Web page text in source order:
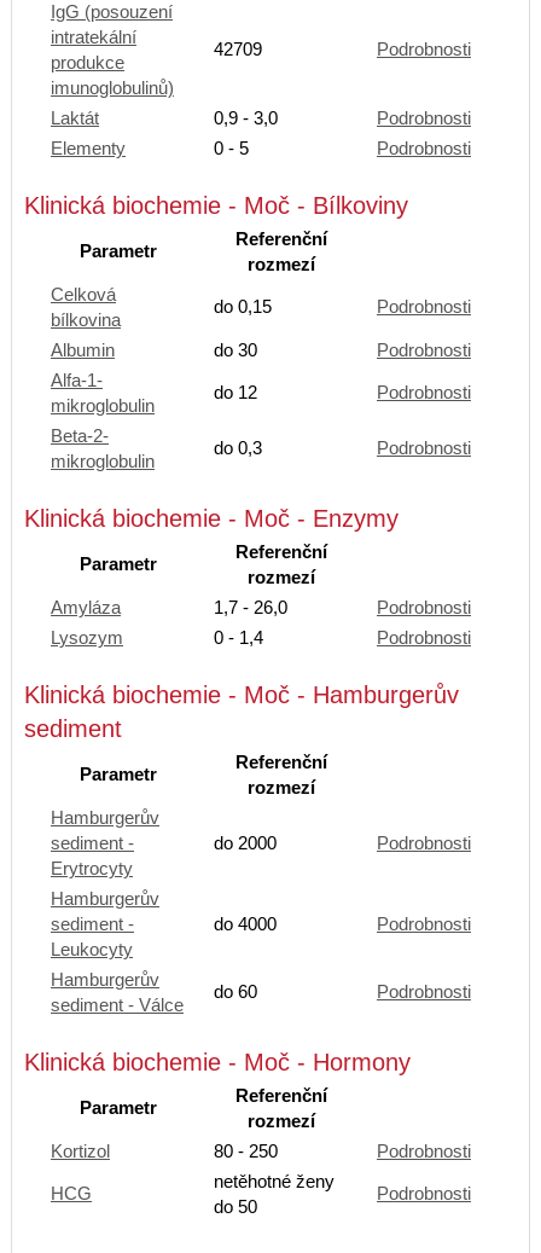
IgG (posouzení
intratekální
produkce
imunoglobulinů)
42709 Podrobnosti
Laktát 0,9 - 3,0
Podrobnosti
Elementy
0 - 5 Podrobnosti
Klinická biochemie - Moč - Bílkoviny
Parametr
Referenční
rozmezí
Celková
bílkovina
do 0,15 Podrobnosti
Albumin do 30
Podrobnosti
Alfa-1-
mikroglobulin
do 12 Podrobnosti
Beta-2-
mikroglobulin
do 0,3 Podrobnosti
Klinická biochemie - Moč - Enzymy
Parametr
Referenční
rozmezí
Amyláza
1,7 - 26,0
Podrobnosti
Lysozym
0 - 1,4 Podrobnosti
Klinická biochemie - Moč - Hamburgerův
sediment
Parametr
Referenční
rozmezí
Hamburgerův
sediment -
Erytrocyty
do 2000 Podrobnosti
Hamburgerův
sediment -
Leukocyty
do 4000 Podrobnosti
Hamburgerův
sediment - Válce
do 60 Podrobnosti
Klinická biochemie - Moč - Hormony
Parametr
Referenční
rozmezí
Kortizol
80 - 250 Podrobnosti
HCG
netěhotné ženy
do 50
Podrobnosti